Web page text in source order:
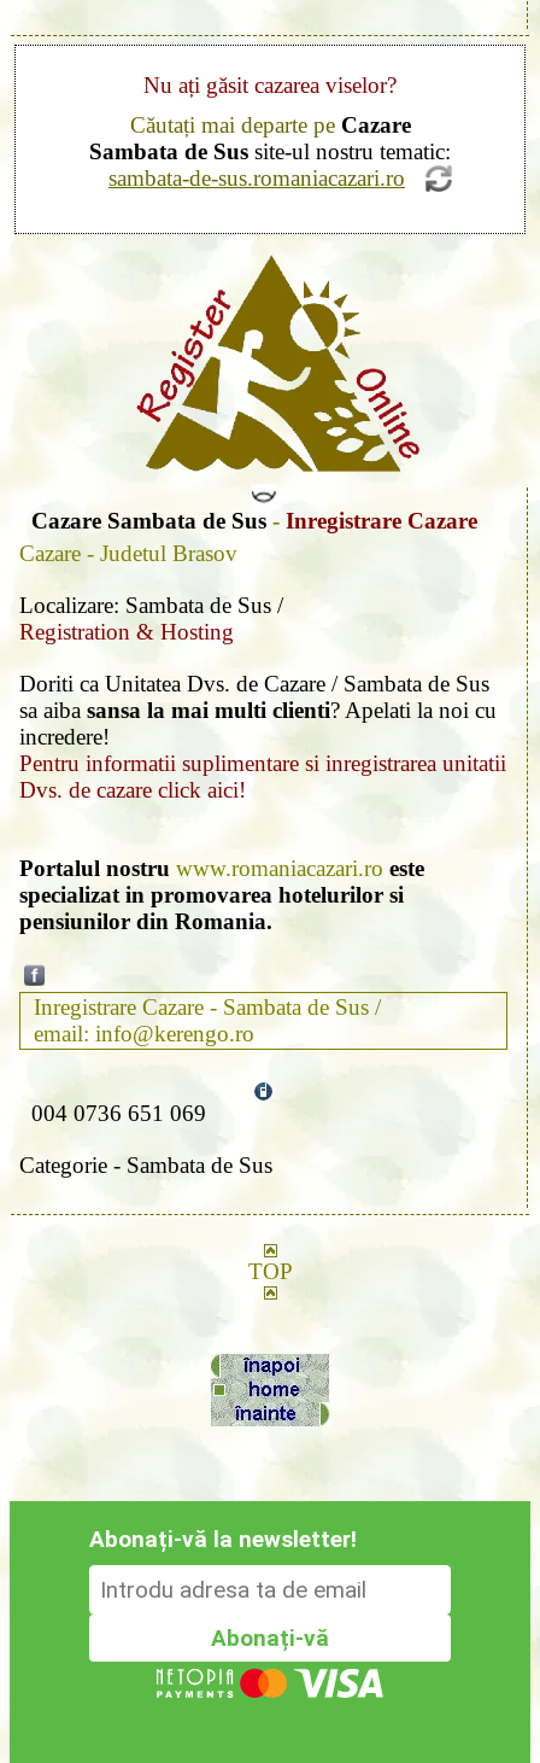
Nu ați găsit cazarea viselor?
Căutați mai departe pe Cazare
Sambata de Sus site-ul nostru tematic:
sambata-de-sus.romaniacazari.ro
Cazare Sambata de Sus - Inregistrare Cazare
Cazare - Judetul Brasov
Localizare: Sambata de Sus /
Registration & Hosting
Doriti ca Unitatea Dvs. de Cazare / Sambata de Sus
sa aiba sansa la mai multi clienti? Apelati la noi cu
incredere!
Pentru informatii suplimentare si inregistrarea unitatii
Dvs. de cazare click aici!
Portalul nostru www.romaniacazari.ro este
specializat in promovarea hotelurilor si
pensiunilor din Romania.
Inregistrare Cazare - Sambata de Sus /
email: info@kerengo.ro
004 0736 651 069
Categorie - Sambata de Sus
TOP
Abonați-vă la newsletter!